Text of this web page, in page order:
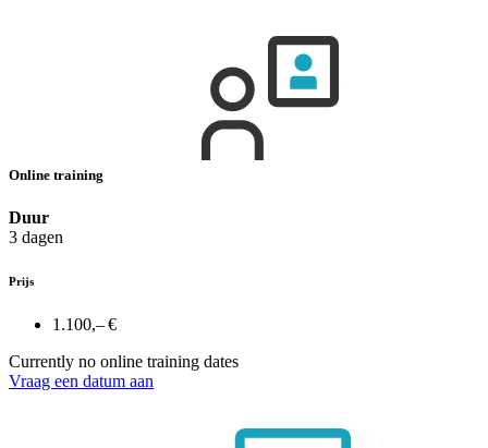
Online training
Duur
3 dagen
Prijs
1.100,– €
Currently no online training dates
Vraag een datum aan